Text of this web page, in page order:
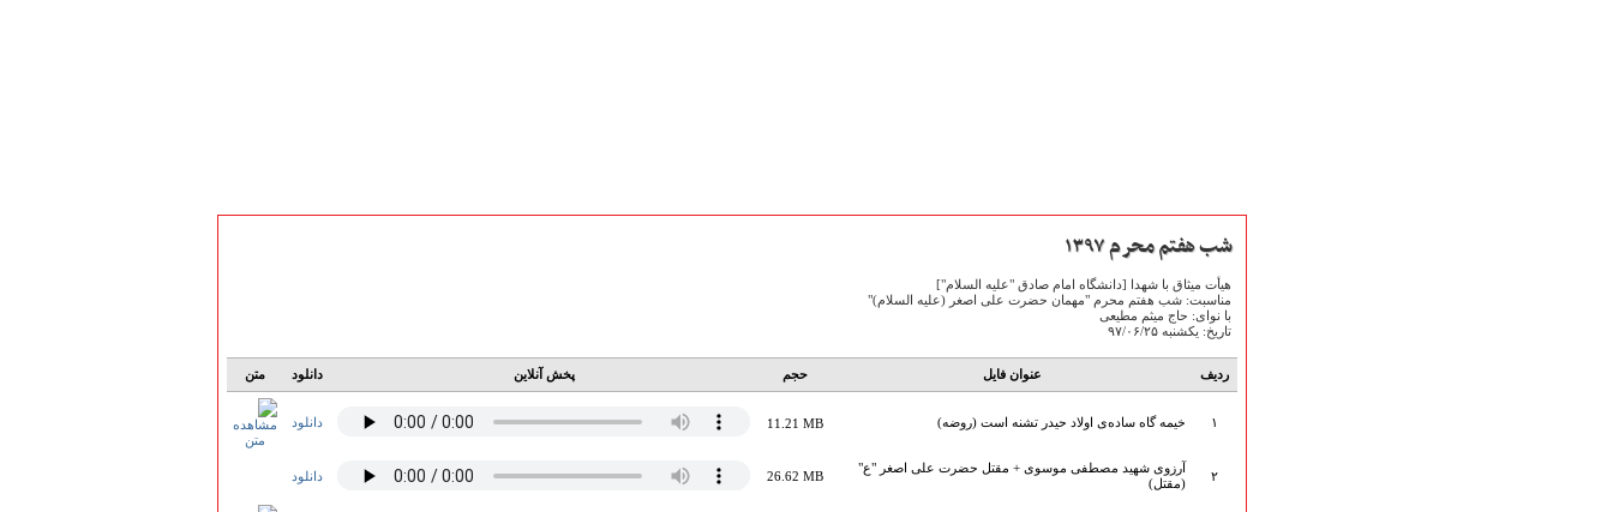
شب هفتم محرم ۱۳۹۷
هیأت میثاق با شهدا [دانشگاه امام صادق "علیه السلام"]
مناسبت: شب هفتم محرم "مهمان حضرت علی اصغر (علیه السلام)"
با نوای: حاج میثم مطیعی
تاریخ: یکشنبه ۹۷/۰۶/۲۵
ردیف عنوان فایل حجم پخش آنلاین دانلود متن
۱ خیمه گاه ساده‌ی اولاد حیدر تشنه است (روضه) 11.21 MB دانلود
۲
آرزوی شهید مصطفی موسوی + مقتل حضرت علی اصغر "ع"
(مقتل)
26.62 MB دانلود